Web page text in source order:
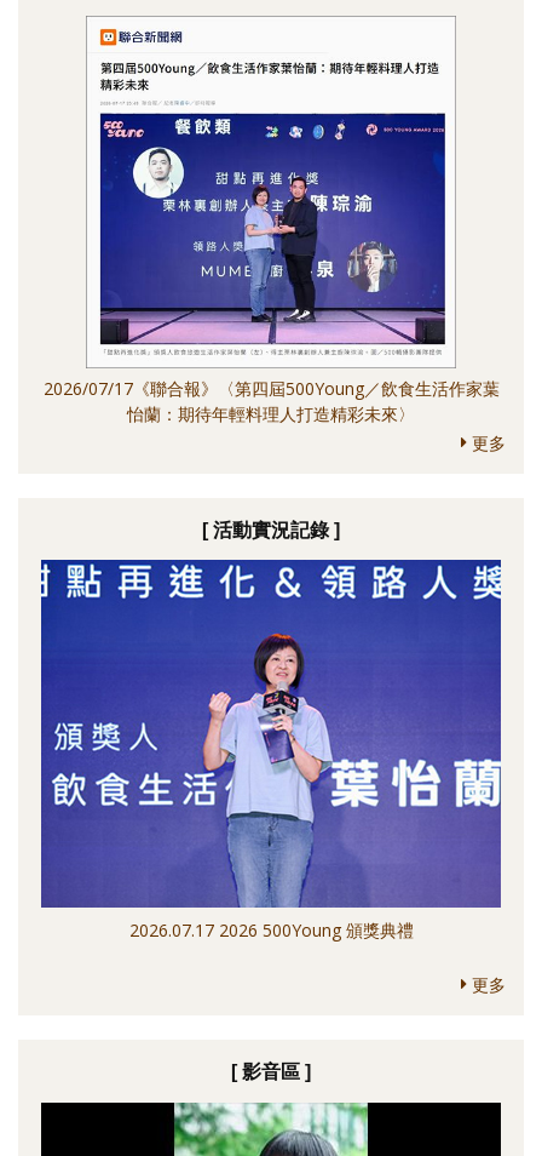
2026/07/17《聯合報》〈第四屆500Young／飲食生活作家葉
怡蘭：期待年輕料理人打造精彩未來〉
更多
[ 活動實況記錄 ]
2026.07.17 2026 500Young 頒獎典禮
更多
[ 影音區 ]